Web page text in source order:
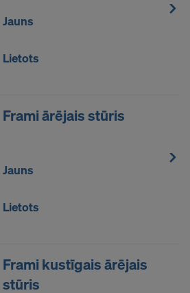
Jauns
Lietots
Frami ārējais stūris
Jauns
Lietots
Frami kustīgais ārējais
stūris